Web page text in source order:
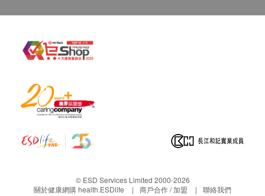
© ESD Services Limited 2000-2026
關於健康網購 health.ESDlife
商戶合作 / 加盟
聯絡我們